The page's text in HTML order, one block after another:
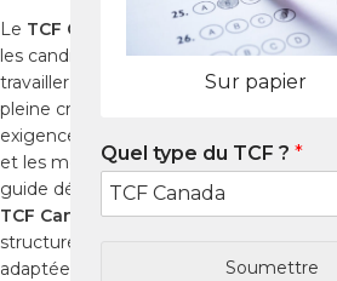
Sur papier
Quel type du TCF ? *
Soumettre
Le TCF Canada
est aujourd’hui un
les candidats francophones souhaitant
travailler au Canada. Si vous vivez à
pleine croissance de l’Ontario, vous
exigences du
, les
et les méthodes de préparation les
guide détaillé, vous découvrirez
TCF Canadadès la première tentative,
structurée, des ressources
adaptées. Ce guide s’appuie sur les